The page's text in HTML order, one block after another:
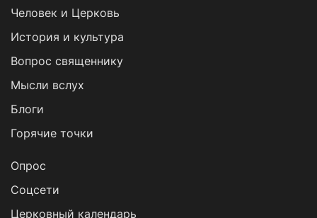
Человек и Церковь
История и культура
Вопрос священнику
Мысли вслух
Блоги
Горячие точки
Опрос
Cоцсети
Церковный календарь